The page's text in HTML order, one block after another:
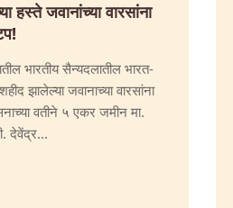
हस्ते जवानांच्या वारसांना
भारतीय सैन्यदलातील भारत-
झालेल्या जवानाच्या वारसांना
वतीने ५ एकर जमीन मा.
देवेंद्र...